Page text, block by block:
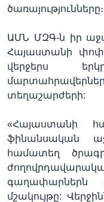
ծառայությունները։
ԱՄՆ ՄԶԳ-ն իր
Հայաստանի
վերջերս
տեղաշարժերի:
«Հայաստանի
ֆինանսական
համատեղ
գաղափարներն
մշակույթը: